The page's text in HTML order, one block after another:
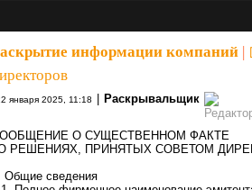
информации компаний
января 2025, 11:18 Раскрывальщик
О СУЩЕСТВЕННОМ ФАКТЕ
РЕШЕНИЯХ, ПРИНЯТЫХ СОВЕТОМ
Общие сведения